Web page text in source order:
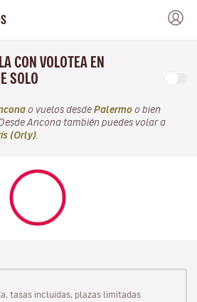
CON VOLOTEA EN
SOLO
o vuelos desde Palermo o bien
Desde Ancona también puedes volar a
(Orly)
tasas incluidas, plazas limitadas